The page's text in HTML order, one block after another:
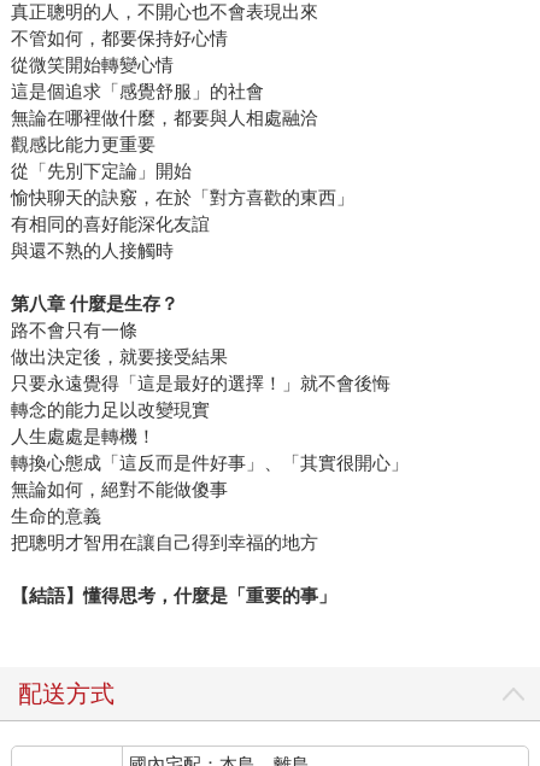
真正聰明的人，不開心也不會表現出來
不管如何，都要保持好心情
從微笑開始轉變心情
這是個追求「感覺舒服」的社會
無論在哪裡做什麼，都要與人相處融洽
觀感比能力更重要
從「先別下定論」開始
愉快聊天的訣竅，在於「對方喜歡的東西」
有相同的喜好能深化友誼
與還不熟的人接觸時
第八章 什麼是生存？
路不會只有一條
做出決定後，就要接受結果
只要永遠覺得「這是最好的選擇！」就不會後悔
轉念的能力足以改變現實
人生處處是轉機！
轉換心態成「這反而是件好事」、「其實很開心」
無論如何，絕對不能做傻事
生命的意義
把聰明才智用在讓自己得到幸福的地方
【結語】懂得思考，什麼是「重要的事」
配送方式